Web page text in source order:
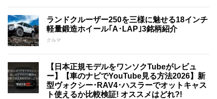
ランドクルーザー250を三様に魅せる18インチ
軽量鍛造ホイール｢A･LAP｣3銘柄紹介
クルマ
【日本正規モデルをワンソクTubeがレビュ
ー】【車のナビでYouTube見る方法2026】新
型ヴォクシー･RAV4･ハスラーでオットキャス
ト使えるか比較検証! オススメはどれ?!